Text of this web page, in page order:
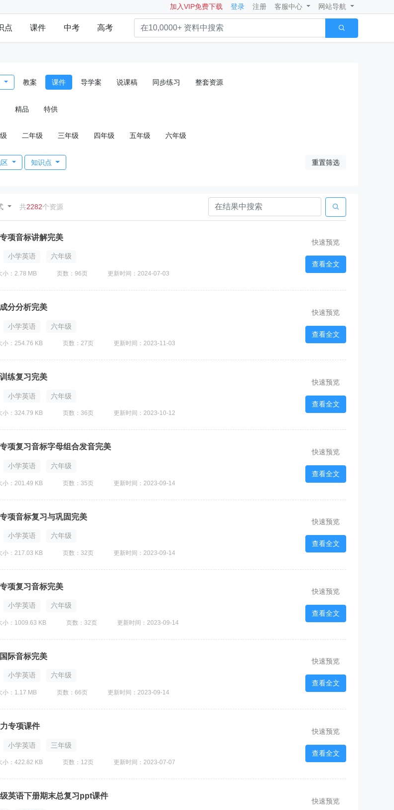
加入VIP免费下载 登录 注册 客服中心 网站导航
点 课件 中考 高考 
教案 课件 导学案 说课稿 同步练习 整套资源
精品 特供
二年级 三年级 四年级 五年级 六年级
知识点 重置筛选
共2282个资源 
项音标讲解完美
小学英语 六年级
小：2.78 MB 页数：96页 更新时间：2024-07-03
快速预览
查看全文
分分析完美
小学英语 六年级
小：254.76 KB 页数：27页 更新时间：2023-11-03
快速预览
查看全文
练复习完美
小学英语 六年级
小：324.79 KB 页数：36页 更新时间：2023-10-12
快速预览
查看全文
项复习音标字母组合发音完美
小学英语 六年级
小：201.49 KB 页数：35页 更新时间：2023-09-14
快速预览
查看全文
项音标复习与巩固完美
小学英语 六年级
小：217.03 KB 页数：32页 更新时间：2023-09-14
快速预览
查看全文
项复习音标完美
小学英语 六年级
小：1009.63 KB 页数：32页 更新时间：2023-09-14
快速预览
查看全文
际音标完美
小学英语 六年级
小：1.17 MB 页数：66页 更新时间：2023-09-14
快速预览
查看全文
专项课件
小学英语 三年级
小：422.82 KB 页数：12页 更新时间：2023-07-07
快速预览
查看全文
英语下册期末总复习ppt课件
快速预览